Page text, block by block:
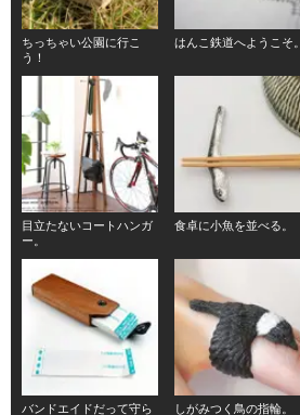
ちっちゃい公園に行こ
う！
はんこ鉄道へようこそ。
目立たないコートハンガ
ー。
食卓に小魚を並べる。
バンドエイドだって守ら
しがみつく鳥の指輪。